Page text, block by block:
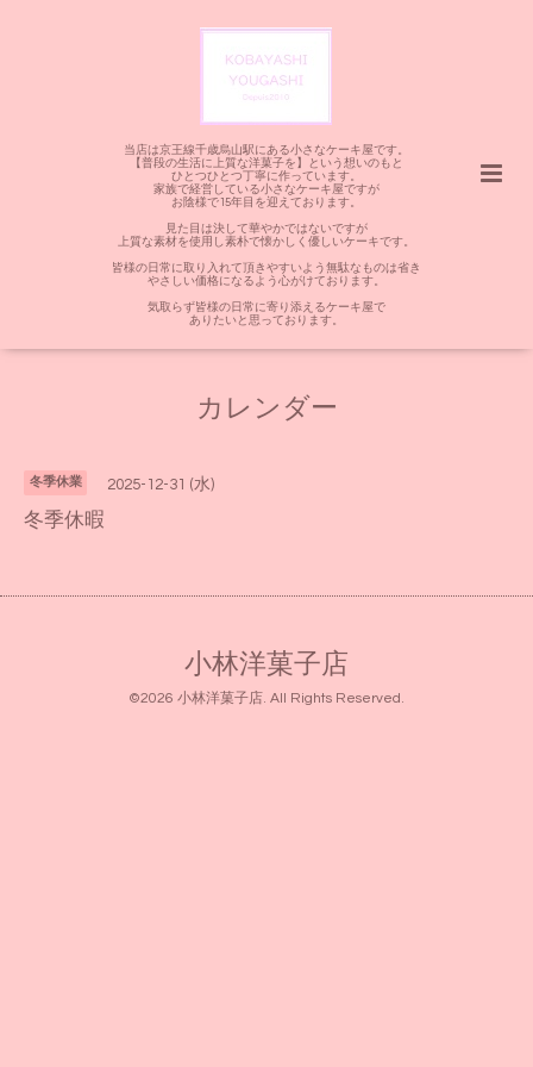
当店は京王線千歳烏山駅にある小さなケーキ屋です。
【普段の生活に上質な洋菓子を】という想いのもと
ひとつひとつ丁寧に作っています。
家族で経営している小さなケーキ屋ですが
お陰様で15年目を迎えております。
見た目は決して華やかではないですが
上質な素材を使用し素朴で懐かしく優しいケーキです。
皆様の日常に取り入れて頂きやすいよう無駄なものは省き
やさしい価格になるよう心がけております。
気取らず皆様の日常に寄り添えるケーキ屋で
ありたいと思っております。
カレンダー
冬季休業 2025-12-31 (水)
冬季休暇
小林洋菓子店
©2026 小林洋菓子店. All Rights Reserved.